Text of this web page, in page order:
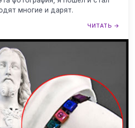
многие и дарят.
ЧИТАТЬ →